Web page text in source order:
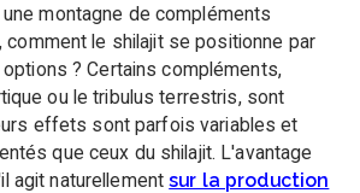
montagne de compléments
comment le shilajit se positionne par
? Certains compléments,
ou le tribulus terrestris, sont
effets sont parfois variables et
que ceux du shilajit. L'avantage
agit naturellementsur la production